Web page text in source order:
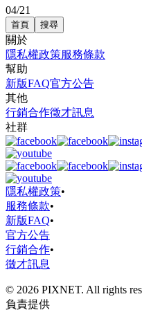
04/21
首頁 搜尋
關於
隱私權政策服務條款
幫助
新版FAQ官方公告
其他
行銷合作徵才訊息
社群
隱私權政策•
服務條款•
新版FAQ•
官方公告
行銷合作•
徵才訊息
© 2026 PIXNET. All rights
負責提供